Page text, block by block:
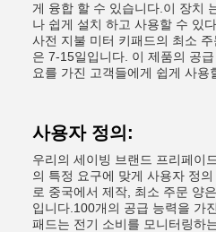
게 융합 할 수 있습니다.이 장치
나 쉽게 설치 하고 사용할 수 있다.
사전 지불 미터 키패드의 최소
은 7-15일입니다. 이 제품의 공
요를 가진 고객들에게 쉽게 사용
사용자 정의:
우리의 세이빙 브랜드 프리페이
의 특정 요구에 맞게 사용자 정
로 중국에서 제작, 최소 주문 양
입니다.100개의 공급 능력을 가
패드는 전기 소비를 모니터링하